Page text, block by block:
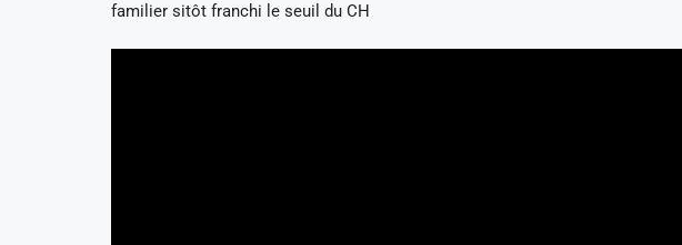
familier sitôt franchi le seuil du CH